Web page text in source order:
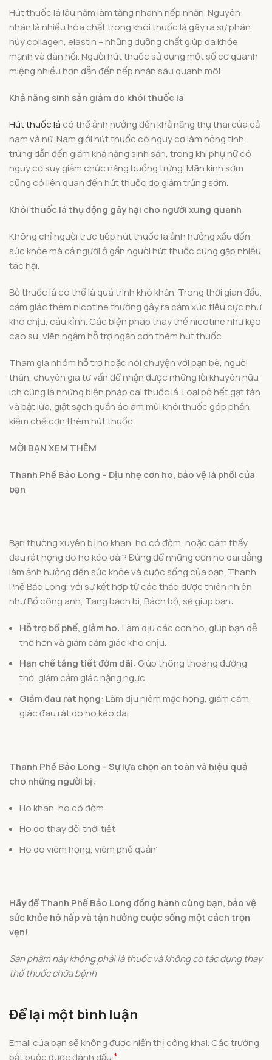
Hút thuốc lá lâu năm làm tăng nhanh nếp nhăn. Nguyên
nhân là nhiều hóa chất trong khói thuốc lá gây ra sự phân
hủy collagen, elastin – những dưỡng chất giúp da khỏe
mạnh và đàn hồi. Người hút thuốc sử dụng một số cơ quanh
miệng nhiều hơn dẫn đến nếp nhăn sâu quanh môi.
Khả năng sinh sản giảm do khói thuốc lá
Hút thuốc lá có thể ảnh hưởng đến khả năng thụ thai của cả
nam và nữ. Nam giới hút thuốc có nguy cơ làm hỏng tinh
trùng dẫn đến giảm khả năng sinh sản, trong khi phụ nữ có
nguy cơ suy giảm chức năng buồng trứng. Mãn kinh sớm
cũng có liên quan đến hút thuốc do giảm trứng sớm.
Khói thuốc lá thụ động gây hại cho người xung quanh
Không chỉ người trực tiếp hút thuốc lá ảnh hưởng xấu đến
sức khỏe mà cả người ở gần người hút thuốc cũng gặp nhiều
tác hại.
Bỏ thuốc lá có thể là quá trình khó khăn. Trong thời gian đầu,
cảm giác thèm nicotine thường gây ra cảm xúc tiêu cực như
khó chịu, cáu kỉnh. Các biện pháp thay thế nicotine như kẹo
cao su, viên ngậm hỗ trợ ngăn cơn thèm hút thuốc.
Tham gia nhóm hỗ trợ hoặc nói chuyện với bạn bè, người
thân, chuyên gia tư vấn để nhận được những lời khuyên hữu
ích cũng là những biện pháp cai thuốc lá. Loại bỏ hết gạt tàn
và bật lửa, giặt sạch quần áo ám mùi khói thuốc góp phần
kiềm chế cơn thèm hút thuốc.
MỜI BẠN XEM THÊM
Thanh Phế Bảo Long – Dịu nhẹ cơn ho, bảo vệ lá phổi của
bạn
Bạn thường xuyên bị ho khan, ho có đờm, hoặc cảm thấy
đau rát họng do ho kéo dài? Đừng để những cơn ho dai dẳng
làm ảnh hưởng đến sức khỏe và cuộc sống của bạn. Thanh
Phế Bảo Long, với sự kết hợp từ các thảo dược thiên nhiên
như Bồ công anh, Tang bạch bì, Bách bộ, sẽ giúp bạn:
Hỗ trợ bổ phế, giảm ho: Làm dịu các cơn ho, giúp bạn dễ
thở hơn và giảm cảm giác khó chịu.
Hạn chế tăng tiết đờm dãi: Giúp thông thoáng đường
thở, giảm cảm giác nặng ngực.
Giảm đau rát họng: Làm dịu niêm mạc họng, giảm cảm
giác đau rát do ho kéo dài.
Thanh Phế Bảo Long – Sự lựa chọn an toàn và hiệu quả
cho những người bị:
Ho khan, ho có đờm
Ho do thay đổi thời tiết
Ho do viêm họng, viêm phế quản’
Hãy để Thanh Phế Bảo Long đồng hành cùng bạn, bảo vệ
sức khỏe hô hấp và tận hưởng cuộc sống một cách trọn
vẹn!
Sản phẩm này không phải là thuốc và không có tác dụng thay
thế thuốc chữa bệnh
Để lại một bình luận
Email của bạn sẽ không được hiển thị công khai. Các trường
bắt buộc được đánh dấu*